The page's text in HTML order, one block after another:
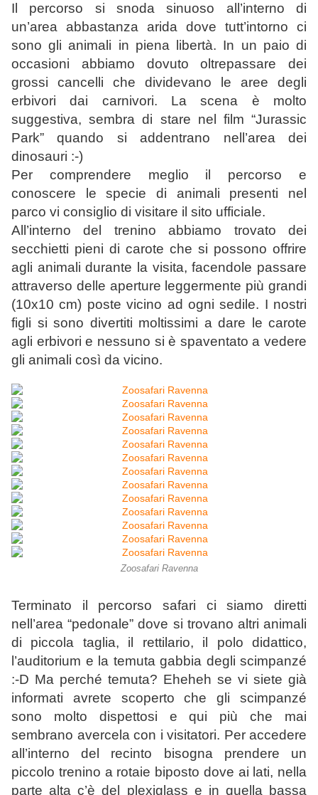
Il percorso si snoda sinuoso all’interno di
un’area abbastanza arida dove tutt’intorno ci
sono gli animali in piena libertà. In un paio di
occasioni abbiamo dovuto oltrepassare dei
grossi cancelli che dividevano le aree degli
erbivori dai carnivori. La scena è molto
suggestiva, sembra di stare nel film “Jurassic
Park” quando si addentrano nell’area dei
dinosauri :-)
Per comprendere meglio il percorso e
conoscere le specie di animali presenti nel
parco vi consiglio di visitare il sito ufficiale.
All’interno del trenino abbiamo trovato dei
secchietti pieni di carote che si possono offrire
agli animali durante la visita, facendole passare
attraverso delle aperture leggermente più grandi
(10x10 cm) poste vicino ad ogni sedile. I nostri
figli si sono divertiti moltissimi a dare le carote
agli erbivori e nessuno si è spaventato a vedere
gli animali così da vicino.
Zoosafari Ravenna
Terminato il percorso safari ci siamo diretti
nell’area “pedonale” dove si trovano altri animali
di piccola taglia, il rettilario, il polo didattico,
l’auditorium e la temuta gabbia degli scimpanzé
:-D Ma perché temuta? Eheheh se vi siete già
informati avrete scoperto che gli scimpanzé
sono molto dispettosi e qui più che mai
sembrano avercela con i visitatori. Per accedere
all’interno del recinto bisogna prendere un
piccolo trenino a rotaie biposto dove ai lati, nella
parte alta c’è del plexiglass e in quella bassa